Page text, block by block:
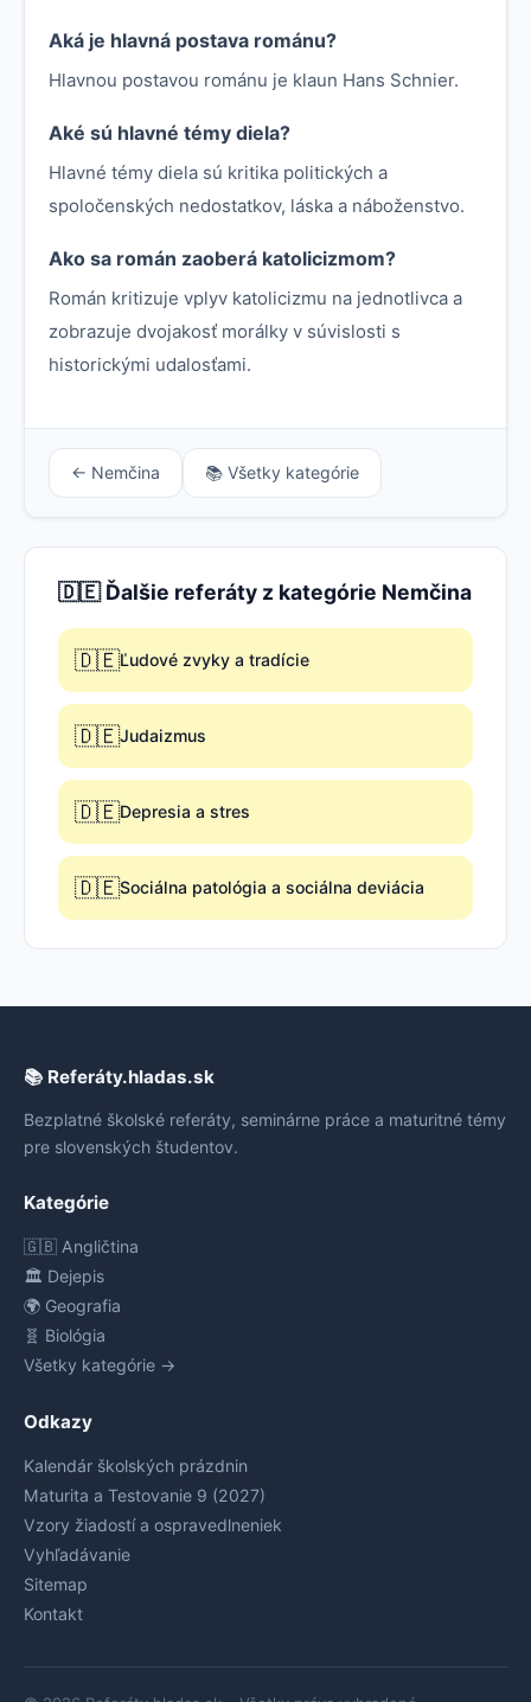
Aká je hlavná postava románu?
Hlavnou postavou románu je klaun Hans Schnier.
Aké sú hlavné témy diela?
Hlavné témy diela sú kritika politických a
spoločenských nedostatkov, láska a náboženstvo.
Ako sa román zaoberá katolicizmom?
Román kritizuje vplyv katolicizmu na jednotlivca a
zobrazuje dvojakosť morálky v súvislosti s
historickými udalosťami.
← Nemčina 📚 Všetky kategórie
🇩🇪 Ďalšie referáty z kategórie Nemčina
🇩🇪Ľudové zvyky a tradície
🇩🇪Judaizmus
🇩🇪Depresia a stres
🇩🇪Sociálna patológia a sociálna deviácia
📚 Referáty.hladas.sk
Bezplatné školské referáty, seminárne práce a maturitné témy
pre slovenských študentov.
Kategórie
🇬🇧 Angličtina
🏛️ Dejepis
🌍 Geografia
🧬 Biológia
Všetky kategórie →
Odkazy
Kalendár školských prázdnin
Maturita a Testovanie 9 (2027)
Vzory žiadostí a ospravedlneniek
Vyhľadávanie
Sitemap
Kontakt